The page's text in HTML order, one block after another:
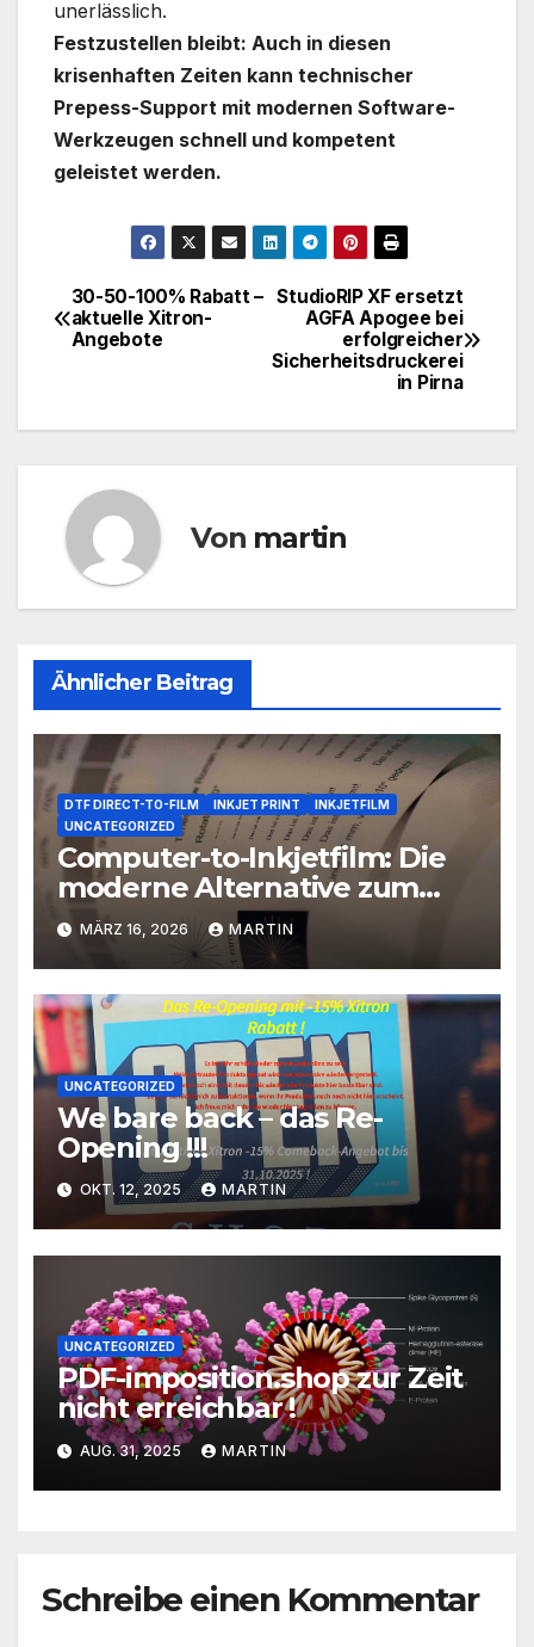
unerlässlich.
Festzustellen bleibt: Auch in diesen
krisenhaften Zeiten kann technischer
Prepess-Support mit modernen Software-
Werkzeugen schnell und kompetent
geleistet werden.
Beitragsnavigation
StudioRIP XF ersetzt
AGFA Apogee bei
erfolgreicher
Sicherheitsdruckerei
in Pirna
30-50-100% Rabatt –
aktuelle Xitron-
Angebote
Von martin
Ähnlicher Beitrag
DTF DIRECT-TO-FILM INKJET PRINT
INKJETFILM
UNCATEGORIZED
Computer-to-Inkjetfilm: Die
moderne Alternative zum
klassischen Reprofilm
MÄRZ 16, 2026 MARTIN
UNCATEGORIZED
We bare back – das Re-
Opening !!!
OKT. 12, 2025 MARTIN
UNCATEGORIZED
PDF-imposition.shop zur Zeit
nicht erreichbar !
AUG. 31, 2025 MARTIN
Schreibe einen Kommentar